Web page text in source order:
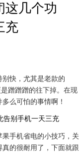
这几个功
充
快，尤其是老款的
蹭蹭蹭的往下掉。在现
么可怕的事情啊！
手机省电的小技巧，关
的很耐用了，下面就跟